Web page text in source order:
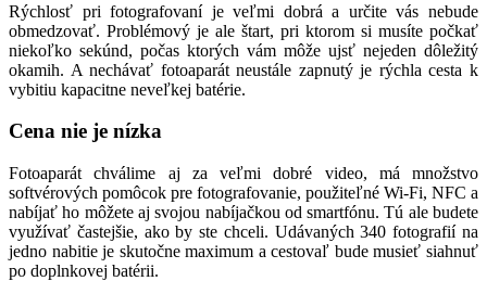
Rýchlosť pri fotografovaní je veľmi dobrá a určite vás nebude
obmedzovať. Problémový je ale štart, pri ktorom si musíte počkať
niekoľko sekúnd, počas ktorých vám môže ujsť nejeden dôležitý
okamih. A nechávať fotoaparát neustále zapnutý je rýchla cesta k
vybitiu kapacitne neveľkej batérie.
Cena nie je nízka
Fotoaparát chválime aj za veľmi dobré video, má množstvo
softvérových pomôcok pre fotografovanie, použiteľné Wi-Fi, NFC a
nabíjať ho môžete aj svojou nabíjačkou od smartfónu. Tú ale budete
využívať častejšie, ako by ste chceli. Udávaných 340 fotografií na
jedno nabitie je skutočne maximum a cestovaľ bude musieť siahnuť
po doplnkovej batérii.